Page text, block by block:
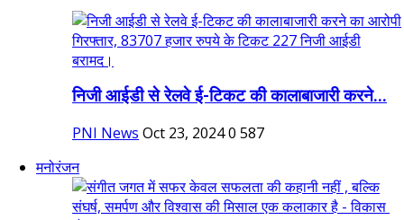
निजी आईडी से रेलवे ई-टिकट की कालाबाजारी करने...
PNI News Oct 23, 20240 587
मनोरंजन